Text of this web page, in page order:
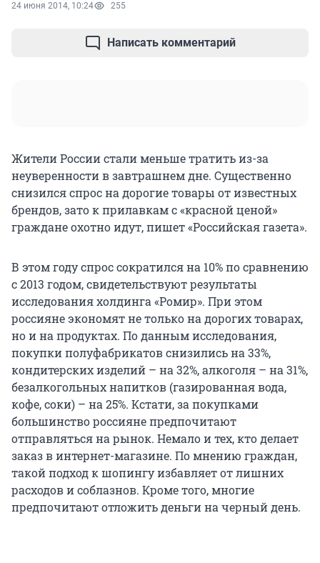
24 июня 2014, 10:24 255
Написать комментарий
Жители России стали меньше тратить из-за
неуверенности в завтрашнем дне. Существенно
снизился спрос на дорогие товары от известных
брендов, зато к прилавкам с «красной ценой»
граждане охотно идут, пишет «Российская газета».
В этом году спрос сократился на 10% по сравнению
с 2013 годом, свидетельствуют результаты
исследования холдинга «Ромир». При этом
россияне экономят не только на дорогих товарах,
но и на продуктах. По данным исследования,
покупки полуфабрикатов снизились на 33%,
кондитерских изделий – на 32%, алкоголя – на 31%,
безалкогольных напитков (газированная вода,
кофе, соки) – на 25%. Кстати, за покупками
большинство россияне предпочитают
отправляться на рынок. Немало и тех, кто делает
заказ в интернет-магазине. По мнению граждан,
такой подход к шопингу избавляет от лишних
расходов и соблазнов. Кроме того, многие
предпочитают отложить деньги на черный день.